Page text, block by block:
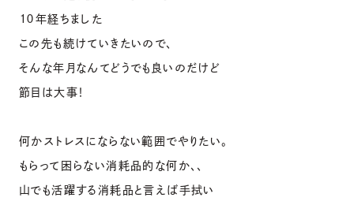
１０年経ちました
この先も続けていきたいので、
そんな年月なんてどうでも良いのだけど
節目は大事！
何かストレスにならない範囲でやりたい。
もらって困らない消耗品的な何か、、
山でも活躍する消耗品と言えば手拭い